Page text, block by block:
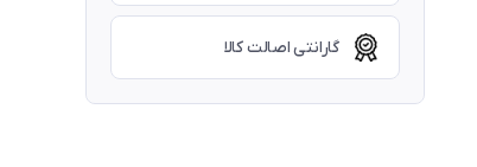
گارانتی اصالت کالا